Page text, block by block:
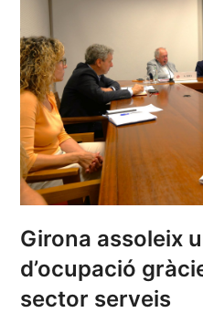
Girona assoleix
d’ocupació
sector serveis